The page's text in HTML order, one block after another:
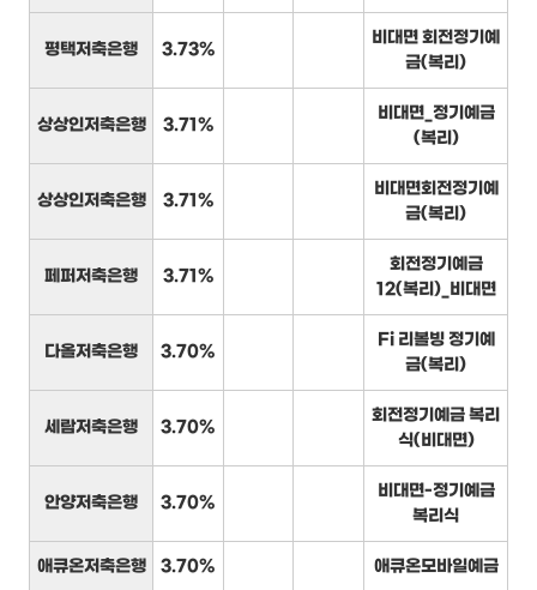
평택저축은행 3.73%
비대면 회전정기예
금(복리)
상상인저축은행 3.71%
비대면_정기예금
(복리)
상상인저축은행 3.71%
비대면회전정기예
금(복리)
페퍼저축은행 3.71%
회전정기예금
12(복리)_비대면
다올저축은행 3.70%
Fi 리볼빙 정기예
금(복리)
세람저축은행 3.70%
회전정기예금 복리
식(비대면)
안양저축은행 3.70%
비대면-정기예금
복리식
애큐온저축은행 3.70% 애큐온모바일예금